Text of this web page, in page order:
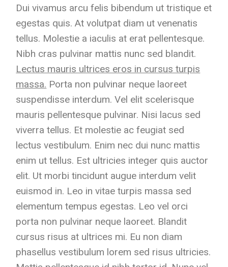
Dui vivamus arcu felis bibendum ut tristique et
egestas quis. At volutpat diam ut venenatis
tellus. Molestie a iaculis at erat pellentesque.
Nibh cras pulvinar mattis nunc sed blandit.
Lectus mauris ultrices eros in cursus turpis
massa. Porta non pulvinar neque laoreet
suspendisse interdum. Vel elit scelerisque
mauris pellentesque pulvinar. Nisi lacus sed
viverra tellus. Et molestie ac feugiat sed
lectus vestibulum. Enim nec dui nunc mattis
enim ut tellus. Est ultricies integer quis auctor
elit. Ut morbi tincidunt augue interdum velit
euismod in. Leo in vitae turpis massa sed
elementum tempus egestas. Leo vel orci
porta non pulvinar neque laoreet. Blandit
cursus risus at ultrices mi. Eu non diam
phasellus vestibulum lorem sed risus ultricies.